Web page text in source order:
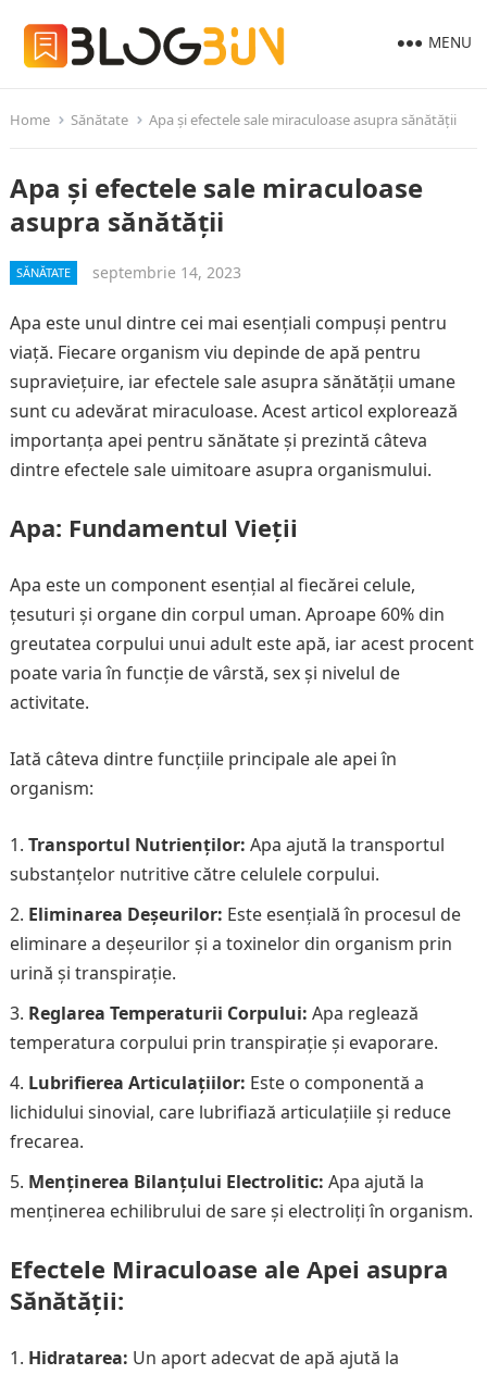
MENU
Home Sănătate Apa și efectele sale miraculoase asupra sănătății
Apa și efectele sale miraculoase
asupra sănătății
SĂNĂTATE septembrie 14, 2023
Apa este unul dintre cei mai esențiali compuși pentru
viață. Fiecare organism viu depinde de apă pentru
supraviețuire, iar efectele sale asupra sănătății umane
sunt cu adevărat miraculoase. Acest articol explorează
importanța apei pentru sănătate și prezintă câteva
dintre efectele sale uimitoare asupra organismului.
Apa: Fundamentul Vieții
Apa este un component esențial al fiecărei celule,
țesuturi și organe din corpul uman. Aproape 60% din
greutatea corpului unui adult este apă, iar acest procent
poate varia în funcție de vârstă, sex și nivelul de
activitate.
Iată câteva dintre funcțiile principale ale apei în
organism:
Transportul Nutrienților: Apa ajută la transportul
substanțelor nutritive către celulele corpului.
Eliminarea Deșeurilor: Este esențială în procesul de
eliminare a deșeurilor și a toxinelor din organism prin
urină și transpirație.
Reglarea Temperaturii Corpului: Apa reglează
temperatura corpului prin transpirație și evaporare.
Lubrifierea Articulațiilor: Este o componentă a
lichidului sinovial, care lubrifiază articulațiile și reduce
frecarea.
Menținerea Bilanțului Electrolitic: Apa ajută la
menținerea echilibrului de sare și electroliți în organism.
Efectele Miraculoase ale Apei asupra
Sănătății:
Hidratarea: Un aport adecvat de apă ajută la